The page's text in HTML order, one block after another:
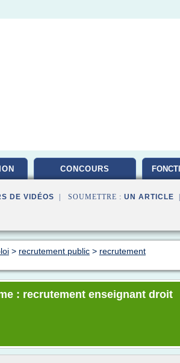
CONCOURS
DE VIDÉOS | SOUMETTRE : UN ARTICLE
> recrutement public > recrutement
: recrutement enseignant droit